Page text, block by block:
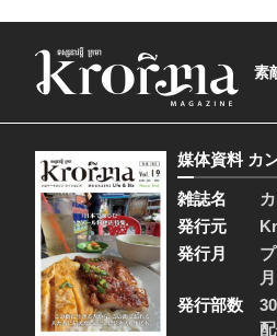
素
媒体資料 カ
雑誌名
発行元
発行月
月
発行部数